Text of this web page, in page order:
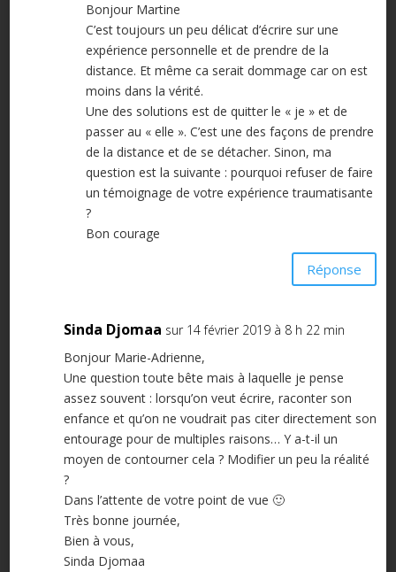
Bonjour Martine
C’est toujours un peu délicat d’écrire sur une
expérience personnelle et de prendre de la
distance. Et même ca serait dommage car on est
moins dans la vérité.
Une des solutions est de quitter le « je » et de
passer au « elle ». C’est une des façons de prendre
de la distance et de se détacher. Sinon, ma
question est la suivante : pourquoi refuser de faire
un témoignage de votre expérience traumatisante
?
Bon courage
Réponse
Sinda Djomaa sur 14 février 2019 à 8 h 22 min
Bonjour Marie-Adrienne,
Une question toute bête mais à laquelle je pense
assez souvent : lorsqu’on veut écrire, raconter son
enfance et qu’on ne voudrait pas citer directement son
entourage pour de multiples raisons… Y a-t-il un
moyen de contourner cela ? Modifier un peu la réalité
?
Dans l’attente de votre point de vue 🙂
Très bonne journée,
Bien à vous,
Sinda Djomaa